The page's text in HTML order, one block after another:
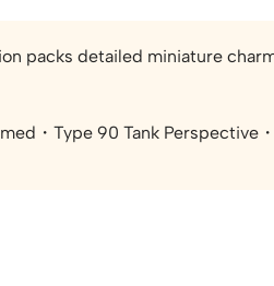
packs detailed miniature
・Type 90 Tank Perspective